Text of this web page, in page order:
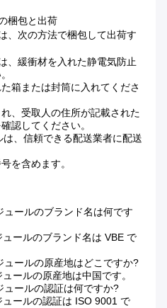
梱包と出荷
、次の方法で梱包して出荷す
、緩衝材を入れた静電気防止
箱または封筒に入れてくださ
、受取人の住所が記載された
認してください。
、信頼できる配送業者に配送
を含めます。
ールのブランド名は何です
ールのブランド名は VBE で
ールの原産地はどこですか?
ールの原産地は中国です。
ールの認証は何ですか?
ールの認証は ISO 9001 で